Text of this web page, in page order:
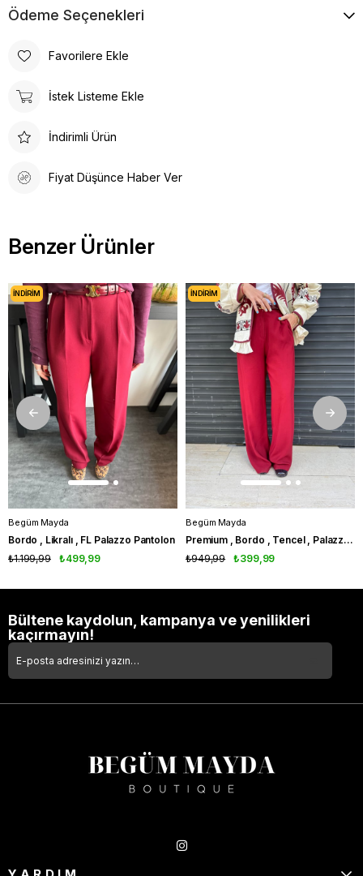
Ödeme Seçenekleri
Favorilere Ekle
İstek Listeme Ekle
İndirimli Ürün
Fiyat Düşünce Haber Ver
Benzer Ürünler
Begüm Mayda
Bordo , Likralı , FL Palazzo Pantolon
₺499,99
₺1.199,99
İNDIRIM
Begüm Mayda
Premium , Bordo , Tencel , Palazzo Pantolon
₺399,99
₺949,99
İNDIRIM
Bültene kaydolun, kampanya ve yenilikleri
kaçırmayın!